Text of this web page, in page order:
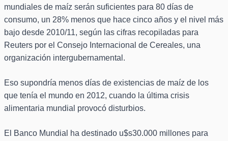
mundiales de maíz serán suficientes para 80 días de
consumo, un 28% menos que hace cinco años y el nivel más
bajo desde 2010/11, según las cifras recopiladas para
Reuters por el Consejo Internacional de Cereales, una
organización intergubernamental.
Eso supondría menos días de existencias de maíz de los
que tenía el mundo en 2012, cuando la última crisis
alimentaria mundial provocó disturbios.
El Banco Mundial ha destinado u$s30.000 millones para